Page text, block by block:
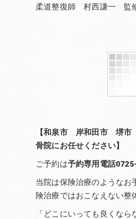
柔道整復師 村西謙一 監
【和泉市 岸和田市 堺市
骨院にお任せください】
ご予約は予約専用電話
当院は保険治療のようなお
険治療ではおこなえない整
「どこにいっても良くなら